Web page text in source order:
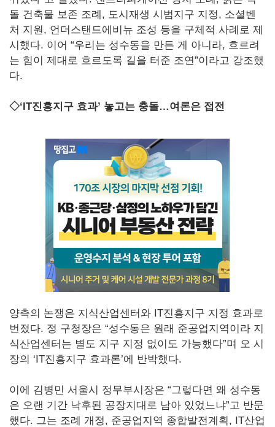
돌 건축물 보존 조례, 도시재생 시범지구 지정, 소셜벤
처 지원, 언더스탠드에비뉴 조성 등을 구체적 사례로 제
시했다. 이어 “우리는 성수동을 만든 게 아니라, 흐르려
는 힘이 제대로 흐르도록 길을 터준 조연”이라고 강조했
다.
◇‘IT진흥지구 효과’ 놓고는 충돌…여론은 접전
양측의 논쟁은 지식산업센터와 IT진흥지구 지정 효과로
번졌다. 정 구청장은 “성수동은 원래 준공업지역이라 지
식산업센터는 별도 지구 지정 없이도 가능했다”며 오 시
장의 ‘IT진흥지구 효과론’에 반박했다.
이에 김병민 서울시 정무부시장은 “그렇다면 왜 성수동
은 오랜 기간 낙후된 공장지대로 남아 있었느냐”고 반문
했다. 그는 조례 개정, 준공업지역 종합발전계획, IT산업